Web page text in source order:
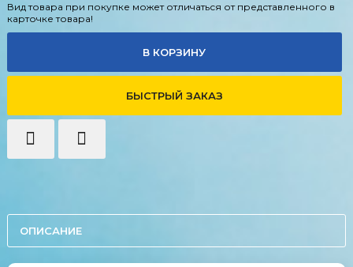
Вид товара при покупке может отличаться от представленного в
карточке товара!
В КОРЗИНУ
БЫСТРЫЙ ЗАКАЗ
ОПИСАНИЕ